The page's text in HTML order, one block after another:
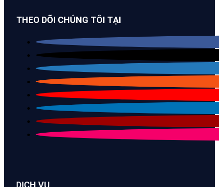
THEO DÕI CHÚNG TÔI TẠI